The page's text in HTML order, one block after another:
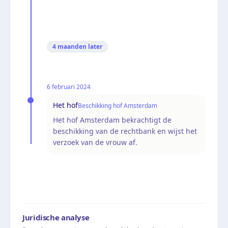
4 maanden later
6 februari 2024
Het hofBeschikking hof Amsterdam
Het hof Amsterdam bekrachtigt de
beschikking van de rechtbank en wijst het
verzoek van de vrouw af.
Juridische analyse